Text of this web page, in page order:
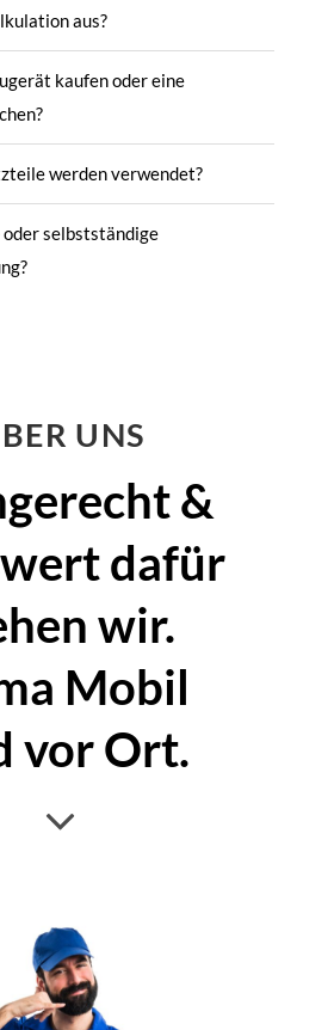
aus?
kaufen oder eine
werden verwendet?
oder selbstständige
UNS
&
dafür
wir.
Mobil
vor Ort.